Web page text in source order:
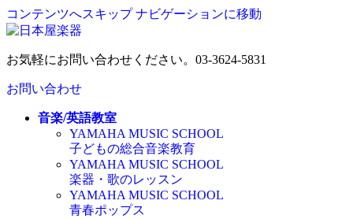
コンテンツへスキップ ナビゲーションに移動
お気軽にお問い合わせください。 03-3624-5831
お問い合わせ
音楽/英語教室
YAMAHA MUSIC SCHOOL
子どもの総合音楽教育
YAMAHA MUSIC SCHOOL
楽器・歌のレッスン
YAMAHA MUSIC SCHOOL
青春ポップス